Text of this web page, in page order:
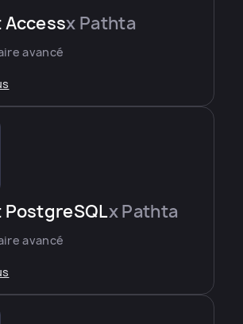
Accessx Pathta
avancé
PostgreSQLx Pathta
avancé